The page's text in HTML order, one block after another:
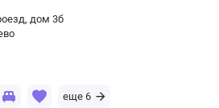
дом 3б
еще 6